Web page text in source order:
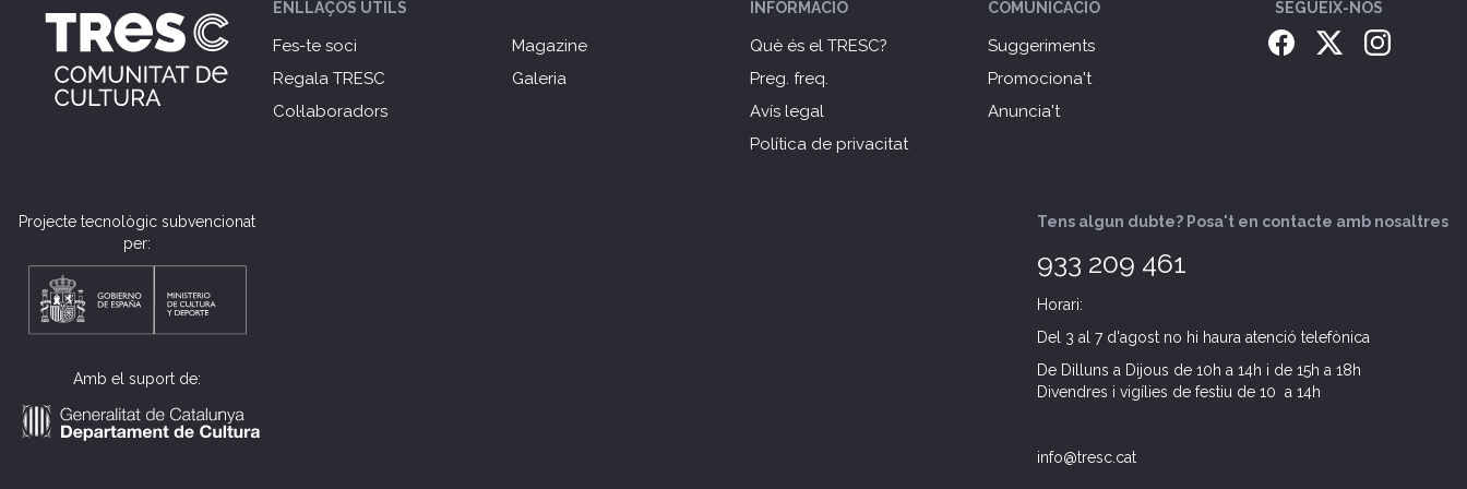
ENLLAÇOS ÚTILS
Fes-te soci
Regala TRESC
Col·laboradors
Magazine
Galeria
INFORMACIÓ
Què és el TRESC?
Preg. freq.
Avís legal
Política de privacitat
COMUNICACIÓ
Suggeriments
Promociona't
Anuncia't
SEGUEIX-NOS
Projecte tecnològic subvencionat
per:
Amb el suport de:
Tens algun dubte? Posa't en contacte amb nosaltres
933 209 461
Horari:
Del 3 al 7 d'agost no hi haura atenció telefònica
De Dilluns a Dijous de 10h a 14h i de 15h a 18h
Divendres i vigílies de festiu de 10 a 14h
info@tresc.cat